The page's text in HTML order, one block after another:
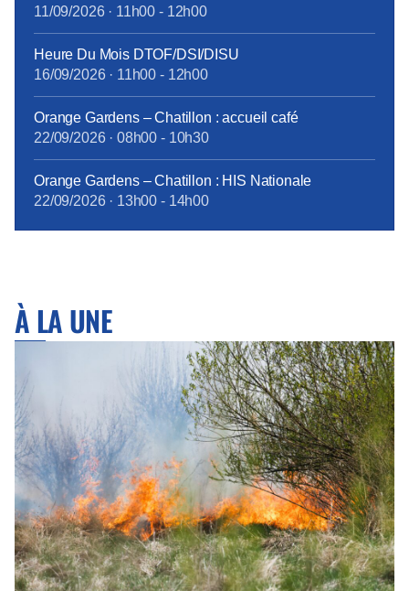
11/09/2026· 11h00 - 12h00
Heure Du Mois DTOF/DSI/DISU
16/09/2026· 11h00 - 12h00
Orange Gardens – Chatillon : accueil café
22/09/2026· 08h00 - 10h30
Orange Gardens – Chatillon : HIS Nationale
22/09/2026· 13h00 - 14h00
À LA UNE